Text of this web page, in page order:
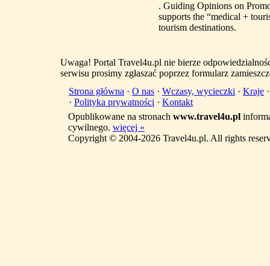
. Guiding Opinions on
supports the “medical +
tourism destinations.
Uwaga! Portal Travel4u.pl nie bierze
serwisu prosimy zgłaszać poprzez formularz
Strona główna · O nas · Wczasy, wycieczki · Kraje
· Polityka prywatności · Kontakt
Opublikowane na stronach www.travel4u.pl
cywilnego. więcej »
Copyright © 2004-2026 Travel4u.pl. All rights